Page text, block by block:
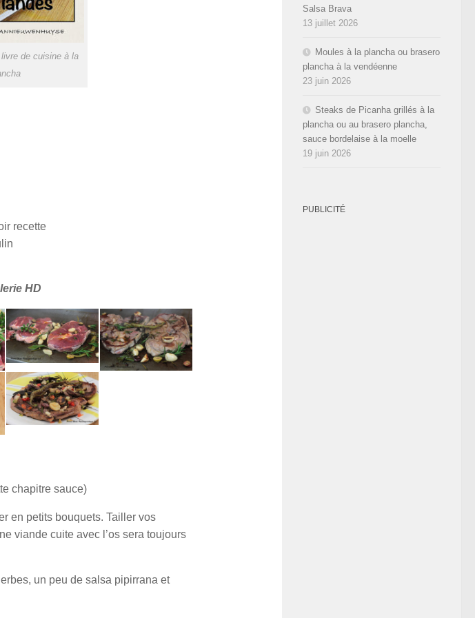
de cuisine à la
recette
HD
Marinade Rouelle de gigot d’agneau Pipirrana
cuisson Rouelle de gigot d’agneau Pipirrana
chapitre sauce)
en petits bouquets. Tailler vos
viande cuite avec l’os sera toujours
un peu de salsa pipirrana et
Salsa Brava
13 juillet 2026
Moules à la plancha ou brasero
plancha à la vendéenne
23 juin 2026
Steaks de Picanha grillés à la
plancha ou au brasero plancha,
sauce bordelaise à la moelle
19 juin 2026
PUBLICITÉ